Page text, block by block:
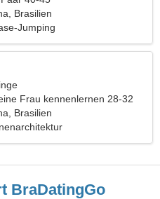
Brasilien
Jumping
Frau kennenlernen 28-32
Brasilien
BraDatingGo